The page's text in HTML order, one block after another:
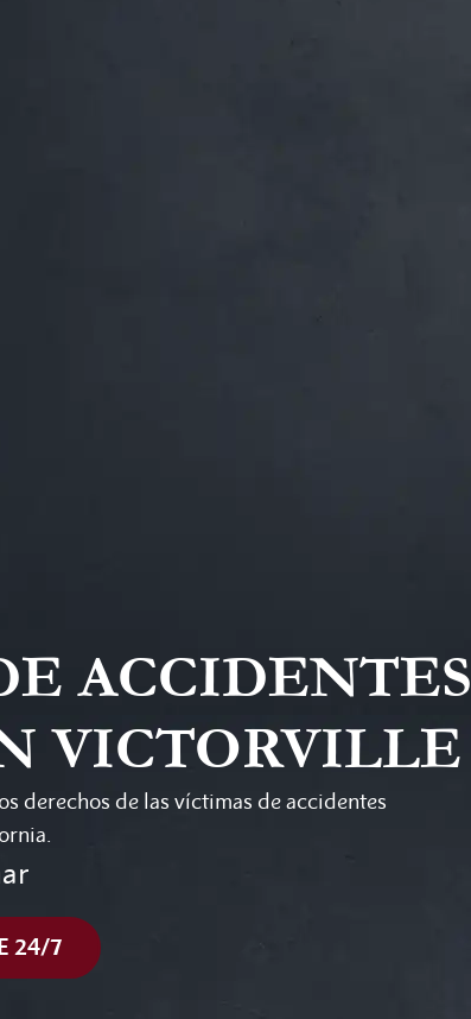
ACCIDENTES
VICTORVILLE
derechos de las víctimas de accidentes
24/7